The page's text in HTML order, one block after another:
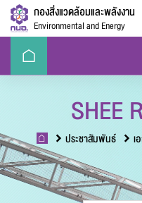
กองสิ่งแวดล้อมและพลังงาน
Environmental and Energy
SHEE
ประชาสัมพันธ์ เ